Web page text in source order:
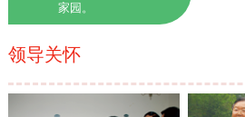
家园。
领导关怀